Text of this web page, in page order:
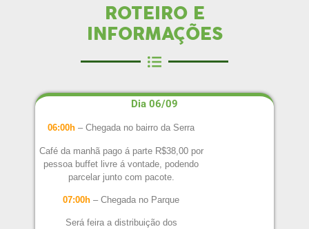
ROTEIRO E
INFORMAÇÕES
Dia 06/09
06:00h – Chegada no bairro da Serra
Café da manhã pago á parte R$38,00 por
pessoa buffet livre á vontade, podendo
parcelar junto com pacote.
07:00h – Chegada no Parque
Será feira a distribuição dos